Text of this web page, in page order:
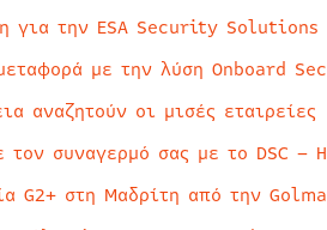
για την ESA Security Solutions
με την λύση Onboard
αναζητούν οι μισές εταιρείες
συναγερμό σας με το DSC –
G2+ στη Μαδρίτη από την